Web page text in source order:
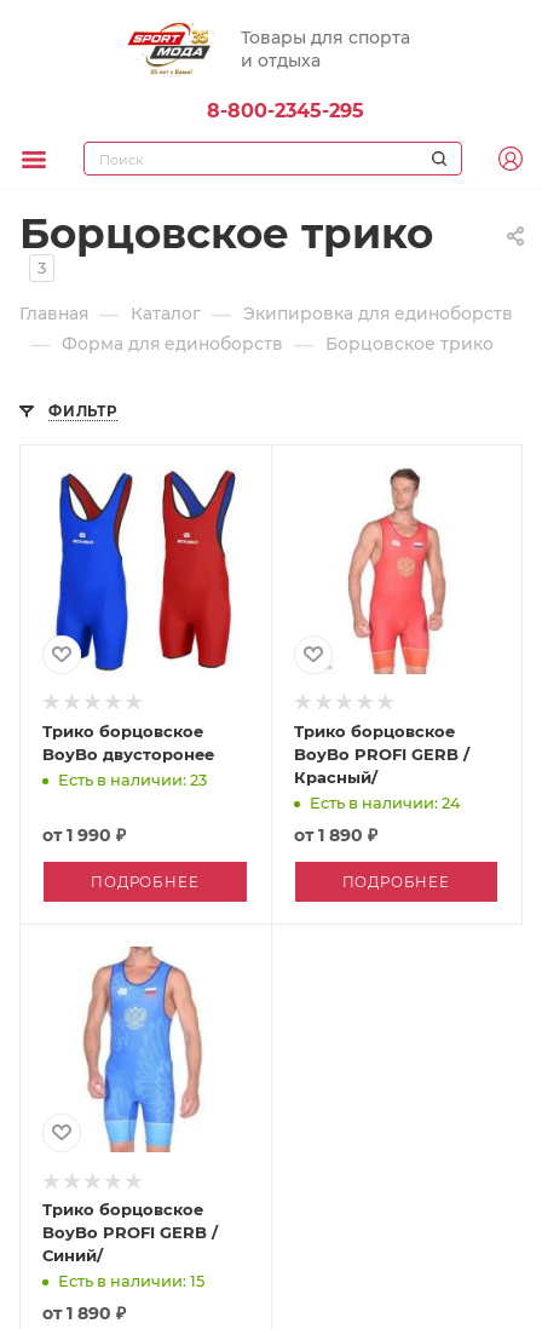
Товары для спорта
и отдыха
8-800-2345-295
Борцовское трико
3
Главная — Каталог — Экипировка для единоборств
— Форма для единоборств — Борцовское трико
ФИЛЬТР
Трико борцовское
BoyBo двусторонее
Есть в наличии: 23
от1 990 ₽
ПОДРОБНЕЕ
Трико борцовское
BoyBo PROFI GERB /
Красный/
Есть в наличии: 24
от1 890 ₽
ПОДРОБНЕЕ
Трико борцовское
BoyBo PROFI GERB /
Синий/
Есть в наличии: 15
от1 890 ₽